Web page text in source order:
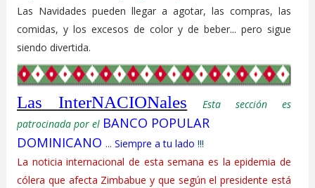
Las Navidades pueden llegar a agotar, las compras, las
comidas, y los excesos de color y de beber... pero sigue
siendo divertida.
Las InterNACIONales
Esta sección es
patrocinada por el BANCO POPULAR
DOMINICANO ... Siempre a tu lado !!!
La noticia internacional de esta semana es la epidemia de
cólera que afecta Zimbabue y que según el presidente está